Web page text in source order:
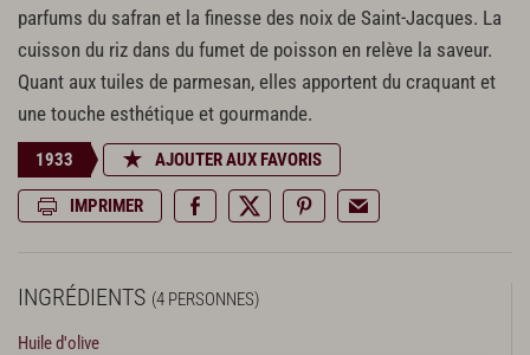
parfums du safran et la finesse des noix de Saint-Jacques. La
cuisson du riz dans du fumet de poisson en relève la saveur.
Quant aux tuiles de parmesan, elles apportent du craquant et
une touche esthétique et gourmande.
1933 AJOUTER AUX FAVORIS
IMPRIMER
INGRÉDIENTS (4 PERSONNES)
Huile d'olive